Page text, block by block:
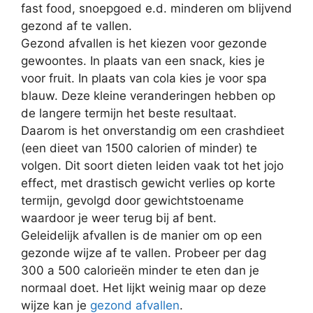
fast food, snoepgoed e.d. minderen om blijvend
gezond af te vallen.
Gezond afvallen is het kiezen voor gezonde
gewoontes. In plaats van een snack, kies je
voor fruit. In plaats van cola kies je voor spa
blauw. Deze kleine veranderingen hebben op
de langere termijn het beste resultaat.
Daarom is het onverstandig om een crashdieet
(een dieet van 1500 calorien of minder) te
volgen. Dit soort dieten leiden vaak tot het jojo
effect, met drastisch gewicht verlies op korte
termijn, gevolgd door gewichtstoename
waardoor je weer terug bij af bent.
Geleidelijk afvallen is de manier om op een
gezonde wijze af te vallen. Probeer per dag
300 a 500 calorieën minder te eten dan je
normaal doet. Het lijkt weinig maar op deze
wijze kan je gezond afvallen.